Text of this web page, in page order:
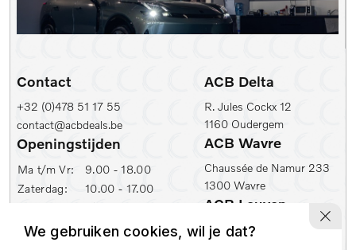
Kilometerstand Van
Kilometerstand tot
1e inschrijfdatum min
1e inschrijfdatum max
Contact
+32 (0)478 51 17 55
contact@acbdeals.be
Openingstijden
Ma t/m Vr:
9.00 - 18.00
Zaterdag:
10.00 - 17.00
ACB Zaventem
Leuvensesteenweg 430
ACB Delta
R. Jules Cockx 12
1160 Oudergem
ACB Wavre
Chaussée de Namur 233
1300 Wavre
ACB Leuven
Ambachtenlaan 2
We gebruiken cookies, wil je dat?